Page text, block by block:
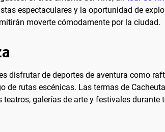
espectaculares y la oportunidad de
moverte cómodamente por la ciudad.
disfrutar de deportes de aventura como
rutas escénicas. Las termas de
galerías de arte y festivales